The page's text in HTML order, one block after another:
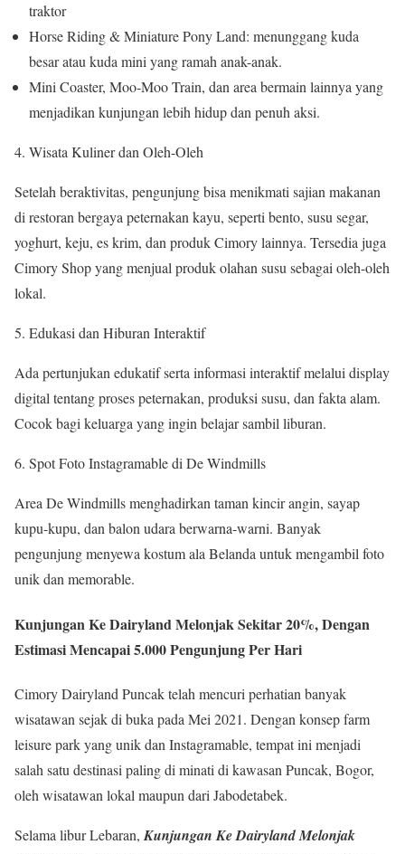
traktor
Horse Riding & Miniature Pony Land: menunggang kuda
besar atau kuda mini yang ramah anak-anak.
Mini Coaster, Moo-Moo Train, dan area bermain lainnya yang
menjadikan kunjungan lebih hidup dan penuh aksi.
Wisata Kuliner dan Oleh-Oleh
Setelah beraktivitas, pengunjung bisa menikmati sajian makanan
di restoran bergaya peternakan kayu, seperti bento, susu segar,
yoghurt, keju, es krim, dan produk Cimory lainnya. Tersedia juga
Cimory Shop yang menjual produk olahan susu sebagai oleh-oleh
lokal.
Edukasi dan Hiburan Interaktif
Ada pertunjukan edukatif serta informasi interaktif melalui display
digital tentang proses peternakan, produksi susu, dan fakta alam.
Cocok bagi keluarga yang ingin belajar sambil liburan.
Spot Foto Instagramable di De Windmills
Area De Windmills menghadirkan taman kincir angin, sayap
kupu-kupu, dan balon udara berwarna-warni. Banyak
pengunjung menyewa kostum ala Belanda untuk mengambil foto
unik dan memorable.
Kunjungan Ke Dairyland Melonjak Sekitar 20%, Dengan
Estimasi Mencapai 5.000 Pengunjung Per Hari
Cimory Dairyland Puncak telah mencuri perhatian banyak
wisatawan sejak di buka pada Mei 2021. Dengan konsep farm
leisure park yang unik dan Instagramable, tempat ini menjadi
salah satu destinasi paling di minati di kawasan Puncak, Bogor,
oleh wisatawan lokal maupun dari Jabodetabek.
Selama libur Lebaran, Kunjungan Ke Dairyland Melonjak